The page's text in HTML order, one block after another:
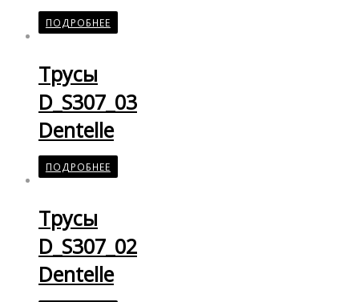
ПОДРОБНЕЕ
Трусы
D_S307_03
Dentelle
ПОДРОБНЕЕ
Трусы
D_S307_02
Dentelle